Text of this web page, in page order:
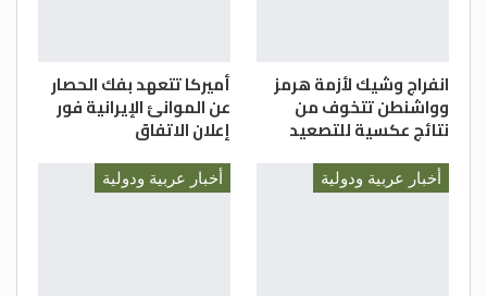
انفراج وشيك لأزمة هرمز
وواشنطن تتخوف من
نتائج عكسية للتصعيد
أميركا تتعهد بفك الحصار
عن الموانئ الإيرانية فور
إعلان الاتفاق
أخبار عربية ودولية أخبار عربية ودولية